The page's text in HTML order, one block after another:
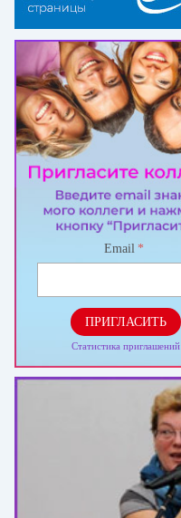
Email *
ПРИГЛАСИТЬ
Статистика приглашений